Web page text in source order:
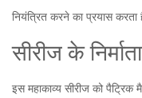
नियंत्रित करने का प्रयास करता
सीरीज के
इस महाकाव्य सीरीज को पैट्रिक